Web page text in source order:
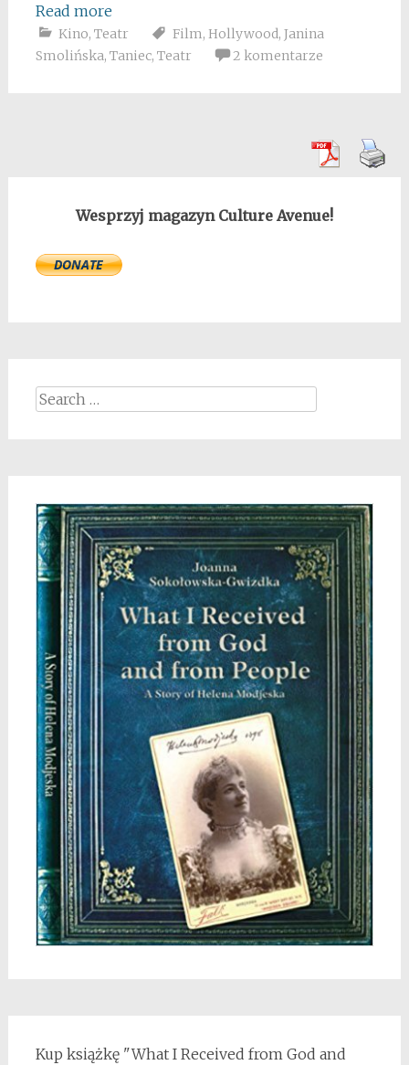
Read more
Kino, Teatr Film, Hollywood, Janina
Smolińska, Taniec, Teatr 2 komentarze
Wesprzyj magazyn Culture Avenue!
Search
for:
Kup książkę "What I Received from God and